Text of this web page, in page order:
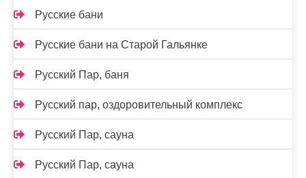
Русские бани
Русские бани на Старой Гальянке
Русский Пар, баня
Русский пар, оздоровительный комплекс
Русский Пар, сауна
Русский Пар, сауна